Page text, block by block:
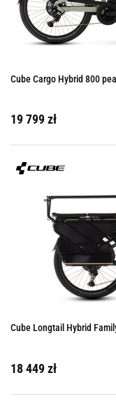
Cube Cargo Hybrid 800
19 799 zł
Cube Longtail Hybrid
18 449 zł